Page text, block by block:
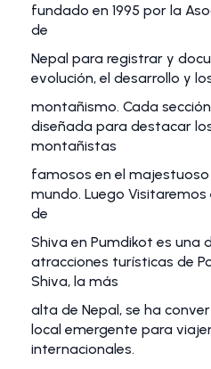
fundado en 1995 por la
de
Nepal para registrar y
evolución, el desarrollo y
montañismo. Cada
diseñada para destacar
montañistas
famosos en el
mundo. Luego
de
Shiva en Pumdikot es una
atracciones turísticas de
Shiva, la más
alta de Nepal, se ha
local emergente para
internacionales.